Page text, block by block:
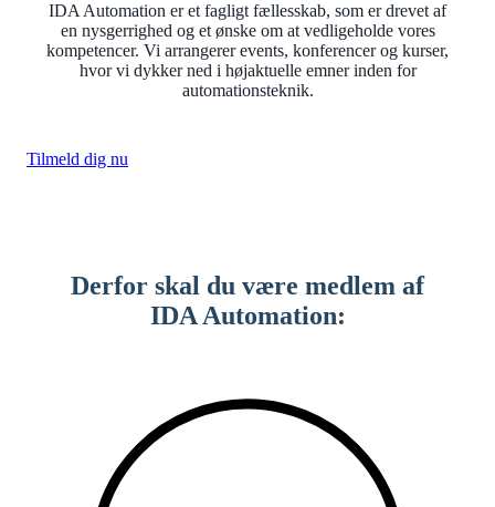
IDA Automation er et fagligt fællesskab, som er drevet af
en nysgerrighed og et ønske om at vedligeholde vores
kompetencer. Vi arrangerer events, konferencer og kurser,
hvor vi dykker ned i højaktuelle emner inden for
automationsteknik.
Tilmeld dig nu
Derfor skal du være medlem af
IDA Automation: